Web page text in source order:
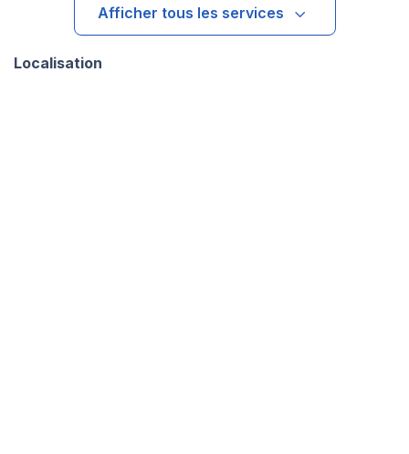
Afficher tous les services
Localisation